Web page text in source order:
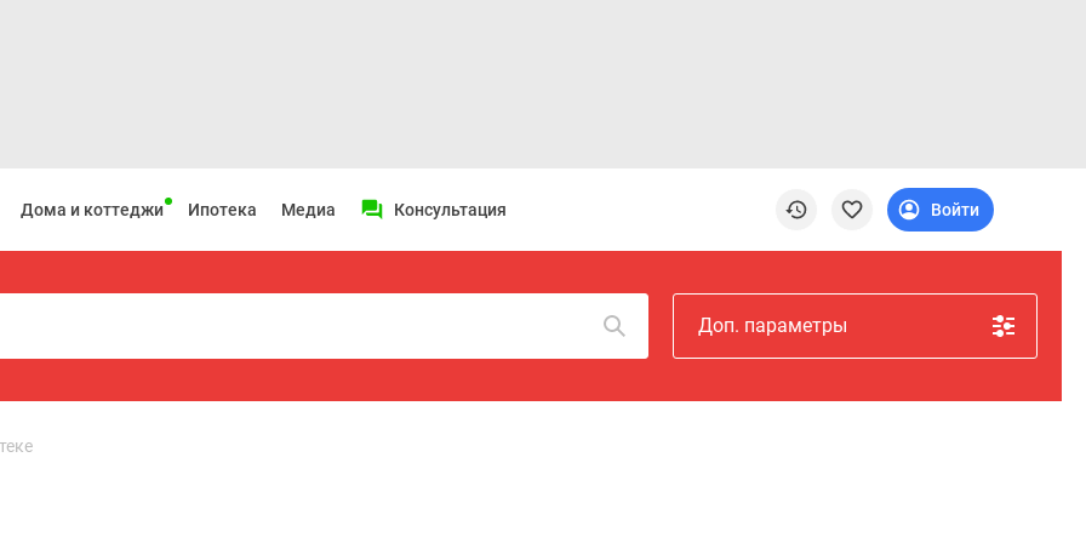
Дома и коттеджи Ипотека Медиа Консультация Войти
Доп. параметры